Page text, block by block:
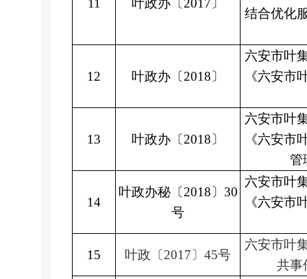
11 叶政办〔 2017 〕
结合优化
12 叶政办〔 2018 〕
六安市叶
《六安市
13 叶政办〔 2018 〕
六安市叶
《六安市
管
14
叶政办秘〔 2018 〕 30
号
六安市叶
《六安市
15 叶政 〔 2017 〕 45号
六安市叶
共事